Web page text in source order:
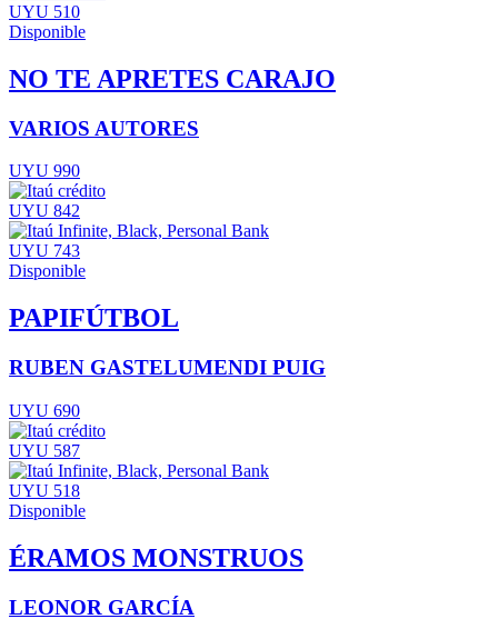
UYU 510
Disponible
NO TE APRETES CARAJO
VARIOS AUTORES
UYU 990
UYU 842
UYU 743
Disponible
PAPIFÚTBOL
RUBEN GASTELUMENDI PUIG
UYU 690
UYU 587
UYU 518
Disponible
ÉRAMOS MONSTRUOS
LEONOR GARCÍA